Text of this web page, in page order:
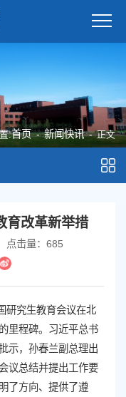
:首页 - 新闻快讯 - 正文
育改革新举措
点击量： 685
研究生教育会议在北
里程碑。习近平总书
示，孙春兰副总理出
议总结并提出工作要
了方向、提供了遵